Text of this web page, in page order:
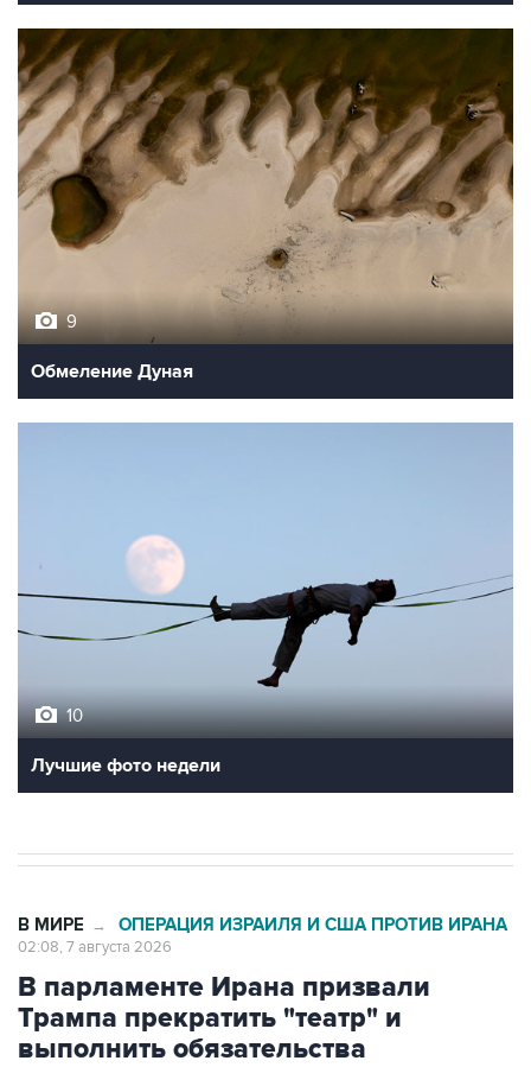
9
Обмеление Дуная
10
Лучшие фото недели
В МИРЕ → ОПЕРАЦИЯ ИЗРАИЛЯ И США ПРОТИВ ИРАНА
02:08, 7 августа 2026
В парламенте Ирана призвали
Трампа прекратить "театр" и
выполнить обязательства